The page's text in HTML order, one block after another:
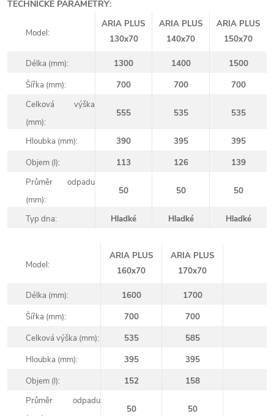
TECHNICKÉ PARAMETRY:
Model:
ARIA PLUS
130x70
ARIA PLUS
140x70
ARIA PLUS
150x70
Délka (mm): 1300 1400
1500
Šířka (mm):
700 700
700
Celková výška
(mm):
555 535 535
Hloubka (mm): 390 395
395
Objem (l):
113 126
139
Průměr odpadu
(mm):
50 50 50
Typ dna: Hladké Hladké Hladké
Model:
ARIA PLUS
160x70
ARIA PLUS
170x70
Délka (mm): 1600
1700
Šířka (mm):
700
700
Celková výška (mm):
535
585
Hloubka (mm):
395
395
Objem (l):
152
158
Průměr odpadu
50 50